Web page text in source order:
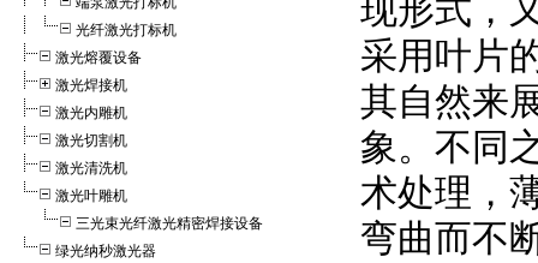
光纤激光打标机
激光熔覆设备
激光焊接机
激光内雕机
激光切割机
激光清洗机
激光叶雕机
三光束光纤激光精密焊接设备
绿光纳秒激光器
现形式，
采用叶片
其自然来
象。不同
术处理，
弯曲而不